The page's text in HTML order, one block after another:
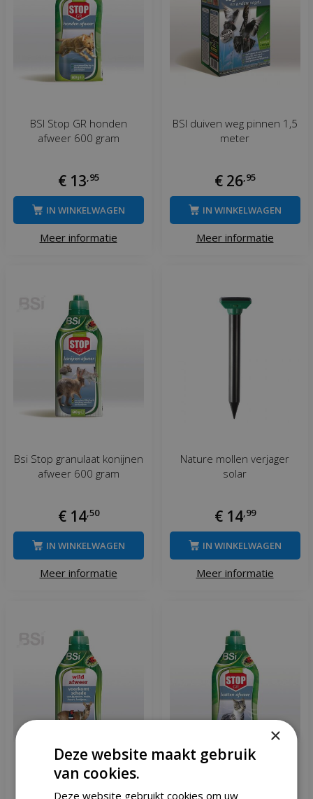
BSI Stop GR honden
afweer 600 gram
€ 13 95
Meer informatie
IN WINKELWAGEN
BSI duiven weg pinnen 1,5
meter
€ 26 95
Meer informatie
IN WINKELWAGEN
Bsi Stop granulaat konijnen
afweer 600 gram
€ 14 50
Meer informatie
IN WINKELWAGEN
Nature mollen verjager
solar
€ 14 99
Meer informatie
IN WINKELWAGEN
Bsi Wild afweer 600 gram BSI Stop granulaat katten
×
Deze website maakt gebruik
van cookies.
Deze website gebruikt cookies om uw